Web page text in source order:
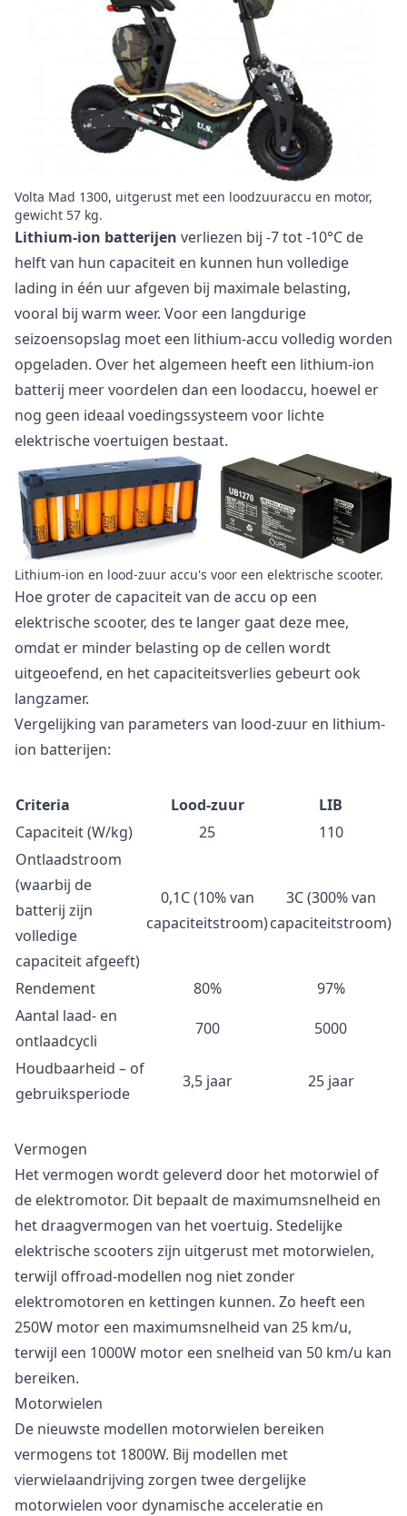
Volta Mad 1300, uitgerust met een loodzuuraccu en motor,
gewicht 57 kg.
Lithium-ion batterijen verliezen bij -7 tot -10°C de
helft van hun capaciteit en kunnen hun volledige
lading in één uur afgeven bij maximale belasting,
vooral bij warm weer. Voor een langdurige
seizoensopslag moet een lithium-accu volledig worden
opgeladen. Over het algemeen heeft een lithium-ion
batterij meer voordelen dan een loodaccu, hoewel er
nog geen ideaal voedingssysteem voor lichte
elektrische voertuigen bestaat.
Lithium-ion en lood-zuur accu's voor een elektrische scooter.
Hoe groter de capaciteit van de accu op een
elektrische scooter, des te langer gaat deze mee,
omdat er minder belasting op de cellen wordt
uitgeoefend, en het capaciteitsverlies gebeurt ook
langzamer.
Vergelijking van parameters van lood-zuur en lithium-
ion batterijen:
Criteria Lood-zuur
LIB
Capaciteit (W/kg)
25
110
Ontlaadstroom
(waarbij de
batterij zijn
volledige
capaciteit afgeeft)
0,1C (10% van
capaciteitstroom)
3C (300% van
capaciteitstroom)
Rendement 80%
97%
Aantal laad- en
ontlaadcycli
700
5000
Houdbaarheid – of
gebruiksperiode
3,5 jaar 25 jaar
Vermogen
Het vermogen wordt geleverd door het motorwiel of
de elektromotor. Dit bepaalt de maximumsnelheid en
het draagvermogen van het voertuig. Stedelijke
elektrische scooters zijn uitgerust met motorwielen,
terwijl offroad-modellen nog niet zonder
elektromotoren en kettingen kunnen. Zo heeft een
250W motor een maximumsnelheid van 25 km/u,
terwijl een 1000W motor een snelheid van 50 km/u kan
bereiken.
Motorwielen
De nieuwste modellen motorwielen bereiken
vermogens tot 1800W. Bij modellen met
vierwielaandrijving zorgen twee dergelijke
motorwielen voor dynamische acceleratie en